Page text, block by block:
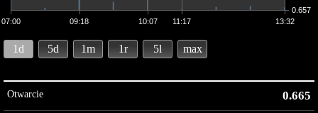
07:00 09:18 10:07 11:17 13:32
0.657
1d 5d 1m 1r 5l max
Otwarcie 0.665